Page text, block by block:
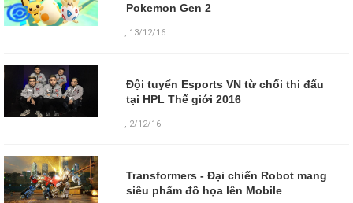
Pokemon Gen 2
, 13/12/16
Đội tuyển Esports VN từ chối thi đấu
tại HPL Thế giới 2016
, 2/12/16
Transformers - Đại chiến Robot mang
siêu phẩm đồ họa lên Mobile